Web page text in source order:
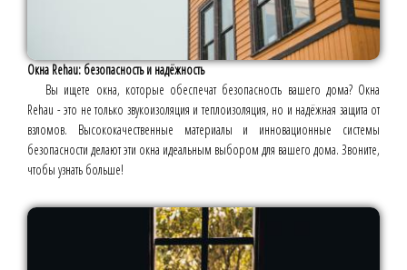
Окна Rehau: безопасность и надёжность
Вы ищете окна, которые обеспечат безопасность вашего дома? Окна
Rehau - это не только звукоизоляция и теплоизоляция, но и надёжная защита от
взломов. Высококачественные материалы и инновационные системы
безопасности делают эти окна идеальным выбором для вашего дома. Звоните,
чтобы узнать больше!